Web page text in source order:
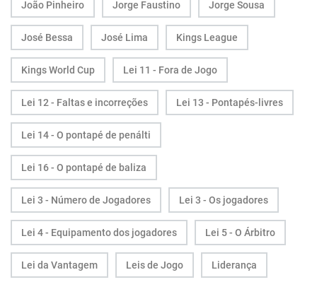
João Pinheiro Jorge Faustino Jorge Sousa
José Bessa José Lima Kings League
Kings World Cup Lei 11 - Fora de Jogo
Lei 12 - Faltas e incorreções Lei 13 - Pontapés-livres
Lei 14 - O pontapé de penálti
Lei 16 - O pontapé de baliza
Lei 3 - Número de Jogadores Lei 3 - Os jogadores
Lei 4 - Equipamento dos jogadores Lei 5 - O Árbitro
Lei da Vantagem Leis de Jogo Liderança